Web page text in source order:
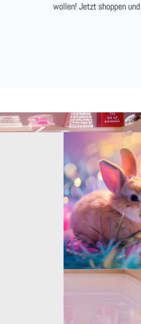
wollen! Jetzt shoppen